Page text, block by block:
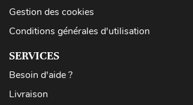
Gestion des cookies
Conditions générales d'utilisation
SERVICES
Besoin d'aide ?
Livraison